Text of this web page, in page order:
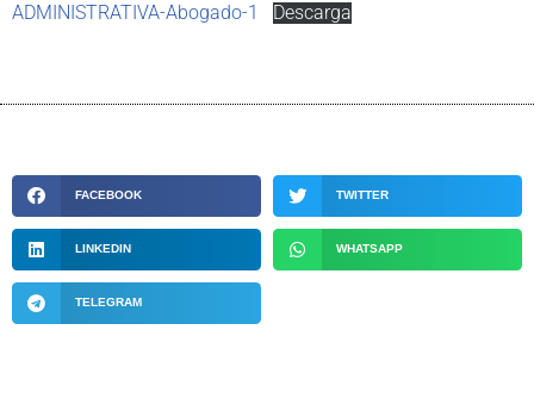
ADMINISTRATIVA-Abogado-1
Descarga
FACEBOOK TWITTER
LINKEDIN WHATSAPP
TELEGRAM